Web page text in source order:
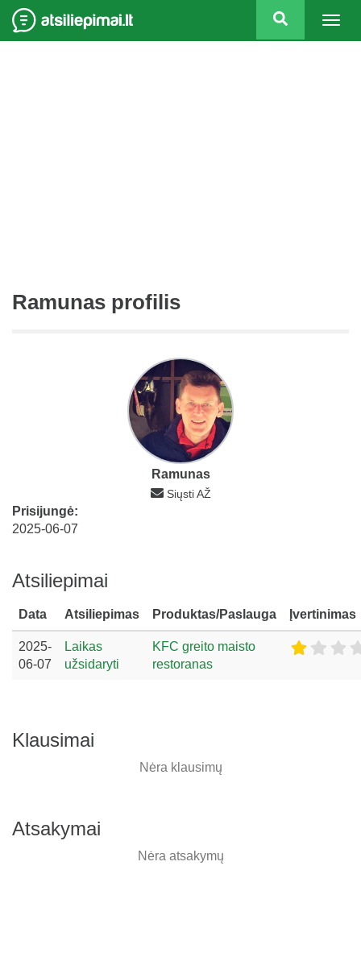
Ramunas profilis
Ramunas
Siųsti AŽ
Prisijungė:
2025-06-07
Atsiliepimai
Data Atsiliepimas Produktas/Paslauga Įvertinimas
2025-
06-07
Laikas
užsidaryti
KFC greito maisto
restoranas
Klausimai
Nėra klausimų
Atsakymai
Nėra atsakymų